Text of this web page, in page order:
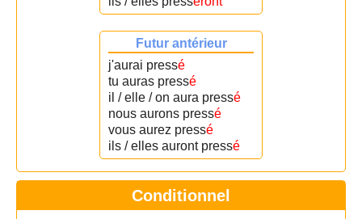
Futur antérieur
j'aurai pressé
tu auras pressé
il / elle / on aura pressé
nous aurons pressé
vous aurez pressé
ils / elles auront pressé
Conditionnel